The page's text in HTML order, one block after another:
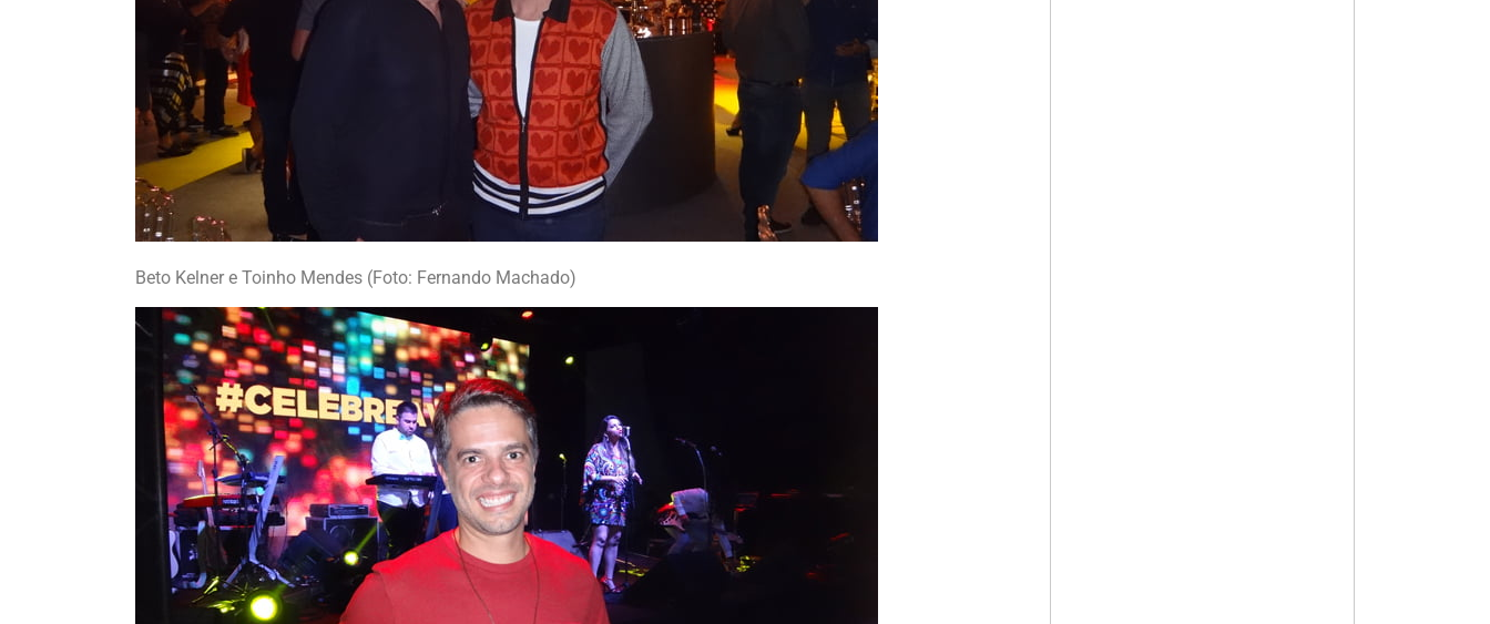
Beto Kelner e Toinho Mendes (Foto: Fernando Machado)